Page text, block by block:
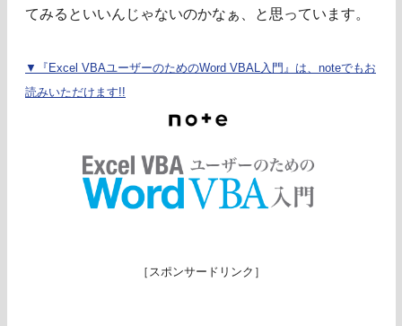
てみるといいんじゃないのかなぁ、と思っています。
▼『Excel VBAユーザーのためのWord VBAL入門』は、noteでもお
読みいただけます!!
［スポンサードリンク］